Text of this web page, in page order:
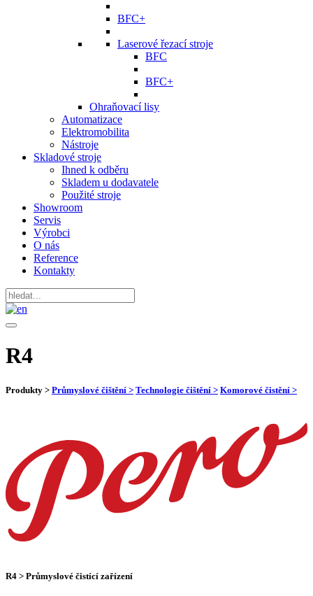
BFC+
Laserové řezací stroje
BFC
BFC+
Ohraňovací lisy
Automatizace
Elektromobilita
Nástroje
Skladové stroje
Ihned k odběru
Skladem u dodavatele
Použité stroje
Showroom
Servis
Výrobci
O nás
Reference
Kontakty
R4
Produkty > Průmyslové čištění > Technologie čištění > Komorové čistění >
R4 > Průmyslové čistící zařízení